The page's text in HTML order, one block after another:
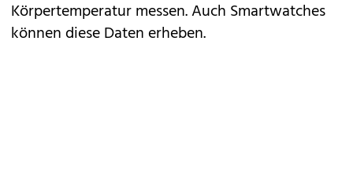
Körpertemperatur messen. Auch Smartwatches
können diese Daten erheben.